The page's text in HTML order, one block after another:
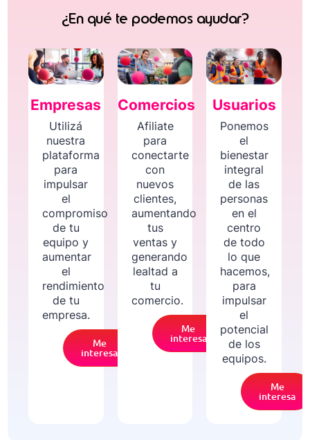
¿En qué te podemos ayudar?
Empresas
Utilizá
nuestra
plataforma
para
impulsar
el
compromiso
de tu
equipo y
aumentar
el
rendimiento
de tu
empresa.
Me
interesa
Comercios
Afiliate
para
conectarte
con
nuevos
clientes,
aumentando
tus
ventas y
generando
lealtad a
tu
comercio.
Me
interesa
Usuarios
Ponemos
el
bienestar
integral
de las
personas
en el
centro
de todo
lo que
hacemos,
para
impulsar
el
potencial
de los
equipos.
Me
interesa